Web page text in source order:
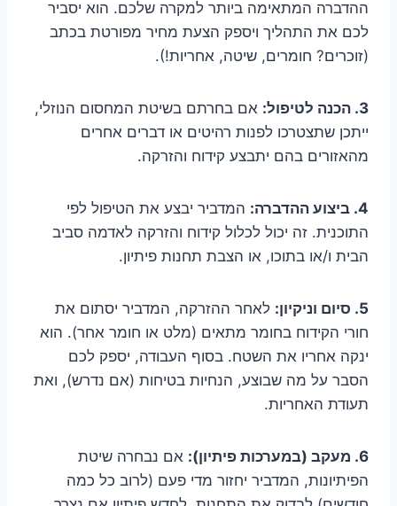
ההדברה המתאימה ביותר למקרה שלכם. הוא יסביר
לכם את התהליך ויספק הצעת מחיר מפורטת בכתב
(זוכרים? חומרים, שיטה, אחריות!).
3. הכנה לטיפול:
אם בחרתם בשיטת המחסום הנוזלי,
ייתכן שתצטרכו לפנות רהיטים או דברים אחרים
מהאזורים בהם יתבצע קידוח והזרקה.
4. ביצוע ההדברה:
המדביר יבצע את הטיפול לפי
התוכנית. זה יכול לכלול קידוח והזרקה לאדמה סביב
הבית ו/או בתוכו, או הצבת תחנות פיתיון.
5. סיום וניקיון:
לאחר ההזרקה, המדביר יסתום את
חורי הקידוח בחומר מתאים (מלט או חומר אחר). הוא
ינקה אחריו את השטח. בסוף העבודה, יספק לכם
הסבר על מה שבוצע, הנחיות בטיחות (אם נדרש), ואת
תעודת האחריות.
6. מעקב (במערכות פיתיון):
אם נבחרה שיטת
הפיתיונות, המדביר יחזור מדי פעם (לרוב כל כמה